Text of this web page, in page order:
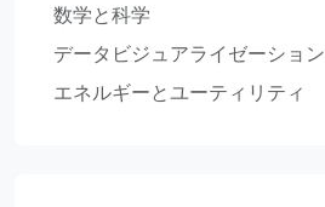
数学と科学
データビジュアライゼーション
エネルギーとユーティリティ